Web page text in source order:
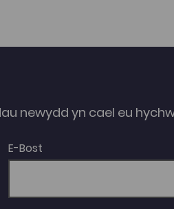
newydd yn cael eu
E-Bost